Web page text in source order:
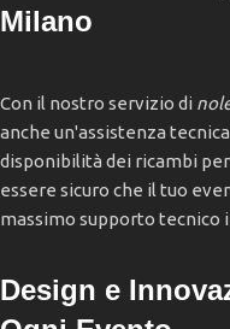
Milano
Con il nostro servizio di
anche un'assistenza
disponibilità dei ricambi
essere sicuro che il tuo
massimo supporto tecnico
Design e